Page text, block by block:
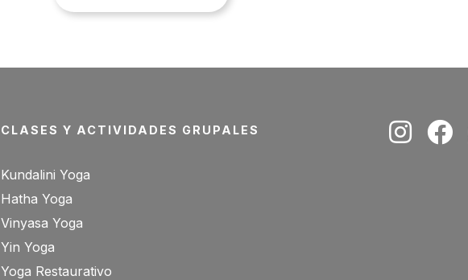
CLASES Y ACTIVIDADES GRUPALES
Kundalini Yoga
Hatha Yoga
Vinyasa Yoga
Yin Yoga
Yoga Restaurativo